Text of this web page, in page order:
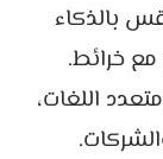
بالذكاء
خرائط.
اللغات،